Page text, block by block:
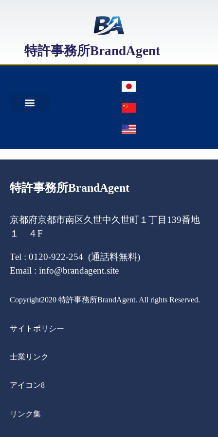
特許事務所BrandAgent
特許事務所BrandAgent
京都府京都市南区久世中久世町１丁目139番地
１ ４F
Tel : 0120-922-254 (通話料無料)
Email : info@brandagent.site
Copyright2020 特許事務所BrandAgent. All rights Reserved.
サイトポリシー
士業リンク
アイコン8
リンク集